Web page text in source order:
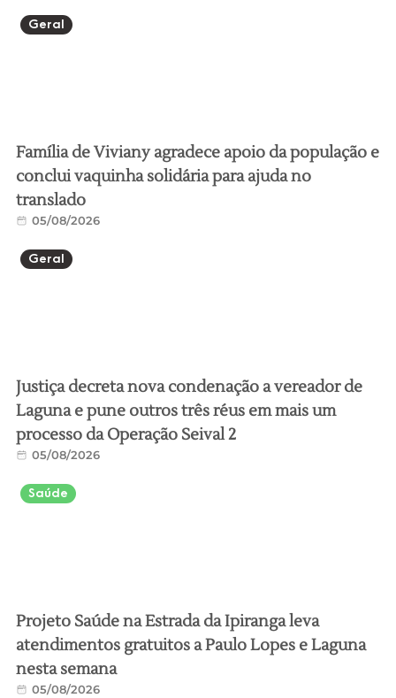
Geral
Família de Viviany agradece apoio da população e
conclui vaquinha solidária para ajuda no
translado
05/08/2026
Geral
Justiça decreta nova condenação a vereador de
Laguna e pune outros três réus em mais um
processo da Operação Seival 2
05/08/2026
Saúde
Projeto Saúde na Estrada da Ipiranga leva
atendimentos gratuitos a Paulo Lopes e Laguna
nesta semana
05/08/2026